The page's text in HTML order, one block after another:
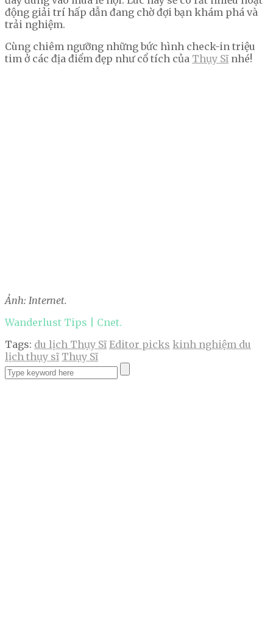
động giải trí hấp dẫn đang chờ đợi bạn khám phá và
trải nghiệm.
Cùng chiêm ngưỡng những bức hình check-in triệu
tim ở các địa điểm đẹp như cổ tích của Thụy Sĩ nhé!
Ảnh: Internet.
Wanderlust Tips | Cnet.
Tags: du lịch Thụy Sĩ Editor picks kinh nghiệm du
lịch thụy sĩ Thụy Sĩ